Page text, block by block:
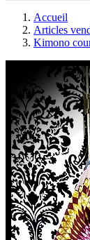
Accueil
Articles
Kimono